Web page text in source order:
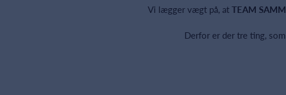
Vi lægger vægt på, at TEAM
Derfor er der tre ting,